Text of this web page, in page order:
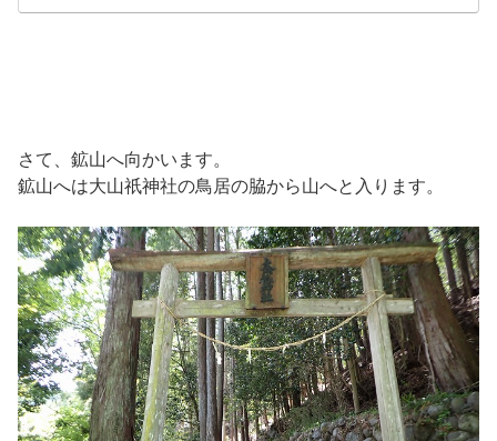
さて、鉱山へ向かいます。
鉱山へは大山祇神社の鳥居の脇から山へと入ります。